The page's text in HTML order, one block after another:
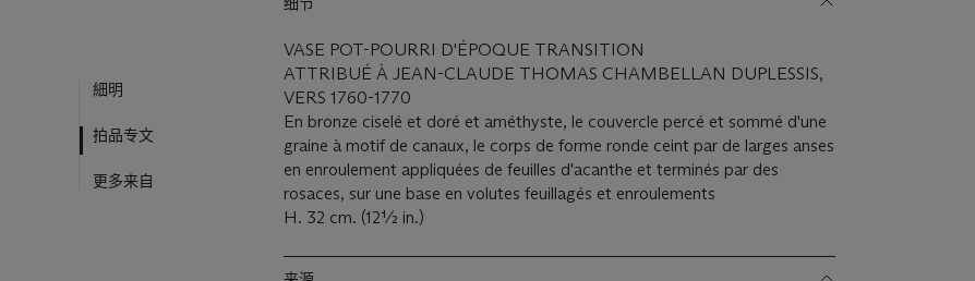
細明
拍品专文
更多来自
VASE POT-POURRI D'ÉPOQUE TRANSITION
ATTRIBUÉ À JEAN-CLAUDE THOMAS CHAMBELLAN DUPLESSIS,
VERS 1760-1770
En bronze ciselé et doré et améthyste, le couvercle percé et sommé d'une
graine à motif de canaux, le corps de forme ronde ceint par de larges anses
en enroulement appliquées de feuilles d'acanthe et terminés par des
rosaces, sur une base en volutes feuillagés et enroulements
H. 32 cm. (12½ in.)